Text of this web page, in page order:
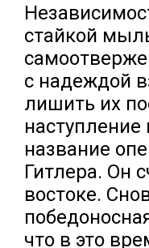
стайкой
с надеждой
лишить их
название
Гитлера. Он
востоке.
что в это